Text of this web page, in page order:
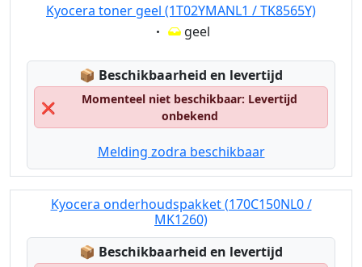
Kyocera toner geel (1T02YMANL1 / TK8565Y)
Eigenschaft:
geel
📦 Lagerstatus:
Beschikbaarheid en levertijd
❌
Momenteel niet beschikbaar: Levertijd
onbekend
Melding zodra beschikbaar
Kyocera onderhoudspakket (170C150NL0 /
MK1260)
📦 Lagerstatus:
Beschikbaarheid en levertijd